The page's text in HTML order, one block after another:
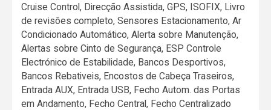
Cruise Control, Direcção Assistida, GPS, ISOFIX, Livro
de revisões completo, Sensores Estacionamento, Ar
Condicionado Automático, Alerta sobre Manutenção,
Alertas sobre Cinto de Segurança, ESP Controle
Electrónico de Estabilidade, Bancos Desportivos,
Bancos Rebativeis, Encostos de Cabeça Traseiros,
Entrada AUX, Entrada USB, Fecho Autom. das Portas
em Andamento, Fecho Central, Fecho Centralizado